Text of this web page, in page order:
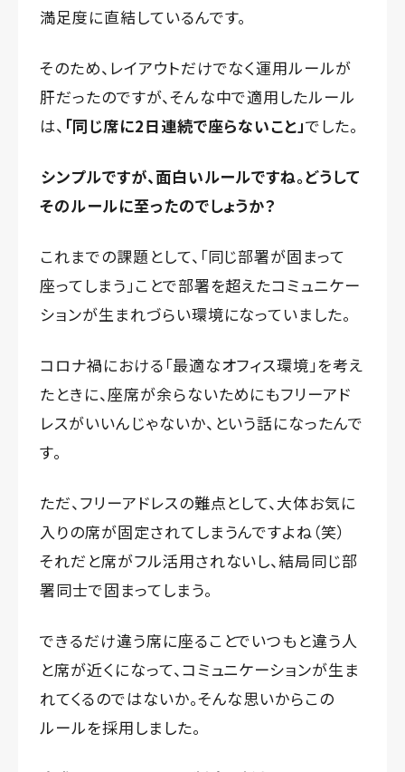
満足度に直結しているんです。
そのため、レイアウトだけでなく運用ルールが
肝だったのですが、そんな中で適用したルール
は、 「同じ席に2日連続で座らないこと」でした。
シンプルですが、面白いルールですね。どうして
そのルールに至ったのでしょうか？
これまでの課題として、「同じ部署が固まって
座ってしまう」ことで部署を超えたコミュニケー
ションが生まれづらい環境になっていました。
コロナ禍における「最適なオフィス環境」を考え
たときに、座席が余らないためにもフリーアド
レスがいいんじゃないか、という話になったんで
す。
ただ、フリーアドレスの難点として、大体お気に
入りの席が固定されてしまうんですよね（笑）
それだと席がフル活用されないし、結局同じ部
署同士で固まってしまう。
できるだけ違う席に座ることでいつもと違う人
と席が近くになって、コミュニケーションが生ま
れてくるのではないか。そんな思いからこの
ルールを採用しました。